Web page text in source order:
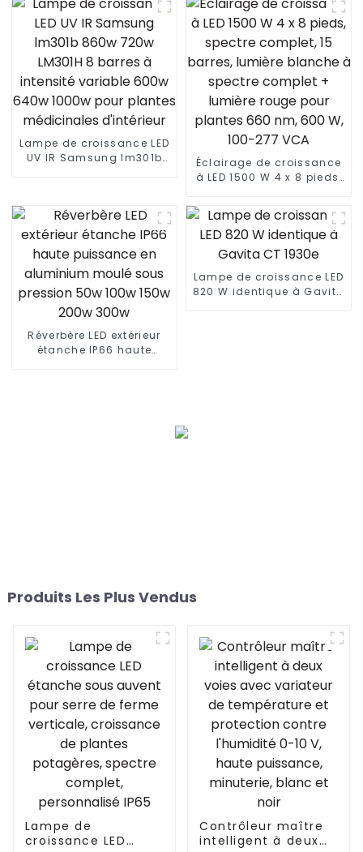
croissance à LED UV Ir à
intensité variable pour
l'intérieur
Lampe de croissance LED
UV IR Samsung lm301b
1000w pour plantes
médicinales d'intérieur
Éclairage de croissance
à LED 1500 W 4 x 8 pieds,
barres, lumière blanche à
spectre complet +
lumière rouge pour
plantes 660 nm, 600 W,
Réverbère LED extérieur
étanche IP66 haute
Lampe de croissance LED
820 W identique à Gavita
Produits Les Plus Vendus
Lampe de
croissance LED
Contrôleur maître
intelligent à deux